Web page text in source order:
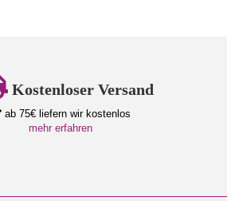
Kostenloser Versand
ab 75€ liefern wir kostenlos
mehr erfahren